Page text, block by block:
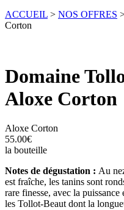
ACCUEIL > NOS OFFRES
Corton
Domaine
Aloxe Corton
Aloxe Corton
55.00€
la bouteille
Notes de dégustation : Au
est fraîche, les tanins sont
rare finesse, avec la
les Tollot-Beaut dont la